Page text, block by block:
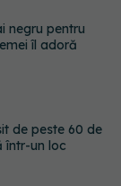
de peste 60 de
un loc
semnul ignorat